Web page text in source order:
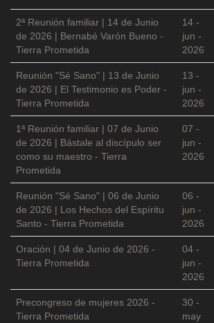
2ª Reunión familiar | 14 de Junio
de 2026 | Bernabé Varón Bueno -
Tierra Prometida
14 -
jun -
2026
Reunión "Sé Sano" | 13 de Junio
de 2026 | El Testimonio es Poder -
Tierra Prometida
13 -
jun -
2026
1ª Reunión familiar | 07 de Junio
de 2026 | Bástale al discípulo ser
como su maestro - Tierra
Prometida
07 -
jun -
2026
Reunión "Sé Sano" | 06 de Junio
de 2026 | Los Hechos del Espíritu
Santo - Tierra Prometida
06 -
jun -
2026
Oración | 04 de Junio de 2026 -
Tierra Prometida
04 -
jun -
2026
Precongreso de mujeres 2026 -
Tierra Prometida
30 -
may